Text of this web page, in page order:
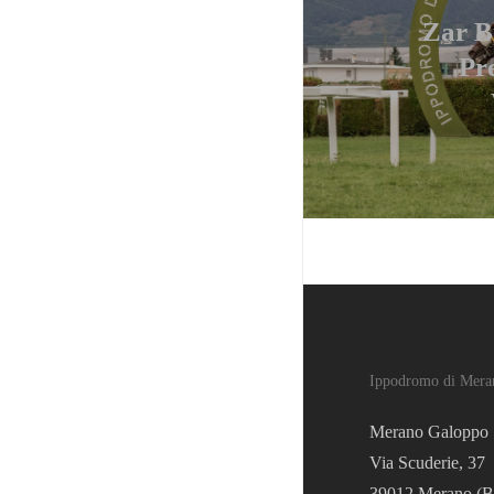
Zar
Ippodromo di
Merano Galoppo
Via Scuderie, 37